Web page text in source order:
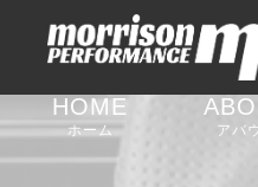
HOME
ホーム アバ